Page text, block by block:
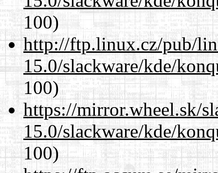
100)
http://ftp.linux.cz/pub/
15.0/slackware/kde/
100)
https://mirror.wheel.sk/
15.0/slackware/kde/
100)